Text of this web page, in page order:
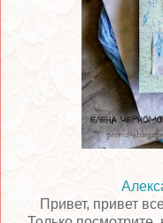
Привет, привет